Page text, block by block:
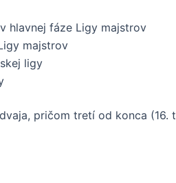
hlavnej fáze Ligy majstrov
majstrov
ligy
pričom tretí od konca